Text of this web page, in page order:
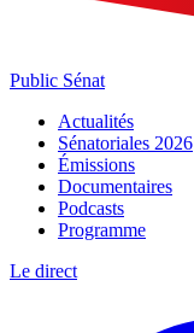
Public Sénat
Actualités
Sénatoriales 2026
Émissions
Documentaires
Podcasts
Programme
Le direct